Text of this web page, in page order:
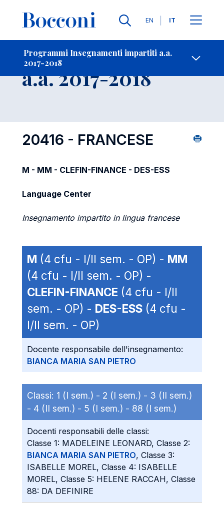
Lingue
EN IT
Programmi Insegnamenti impartiti a.a.
2017-2018
-
Insegnamento
a.a. 2017-2018
20416 - FRANCESE
M - MM - CLEFIN-FINANCE - DES-ESS
Language Center
Insegnamento impartito in lingua francese
M (4 cfu - I/II sem. - OP) - MM
(4 cfu - I/II sem. - OP) -
CLEFIN-FINANCE (4 cfu - I/II
sem. - OP) - DES-ESS (4 cfu -
I/II sem. - OP)
Docente responsabile dell'insegnamento:
BIANCA MARIA SAN PIETRO
Classi: 1 (I sem.) - 2 (I sem.) - 3 (II sem.)
- 4 (II sem.) - 5 (I sem.) - 88 (I sem.)
Docenti responsabili delle classi:
Classe 1: MADELEINE LEONARD, Classe 2:
BIANCA MARIA SAN PIETRO, Classe 3:
ISABELLE MOREL, Classe 4: ISABELLE
MOREL, Classe 5: HELENE RACCAH, Classe
88: DA DEFINIRE